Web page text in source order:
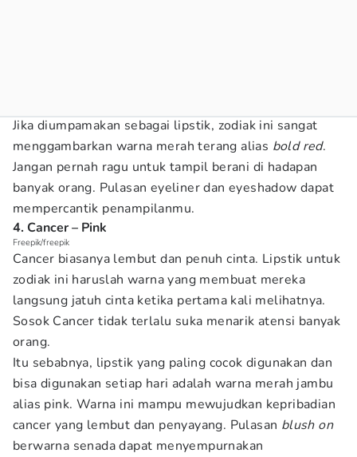
Jika diumpamakan sebagai lipstik, zodiak ini sangat
menggambarkan warna merah terang alias bold red.
Jangan pernah ragu untuk tampil berani di hadapan
banyak orang. Pulasan eyeliner dan eyeshadow dapat
mempercantik penampilanmu.
4. Cancer – Pink
Freepik/freepik
Cancer biasanya lembut dan penuh cinta. Lipstik untuk
zodiak ini haruslah warna yang membuat mereka
langsung jatuh cinta ketika pertama kali melihatnya.
Sosok Cancer tidak terlalu suka menarik atensi banyak
orang.
Itu sebabnya, lipstik yang paling cocok digunakan dan
bisa digunakan setiap hari adalah warna merah jambu
alias pink. Warna ini mampu mewujudkan kepribadian
cancer yang lembut dan penyayang. Pulasan blush on
berwarna senada dapat menyempurnakan